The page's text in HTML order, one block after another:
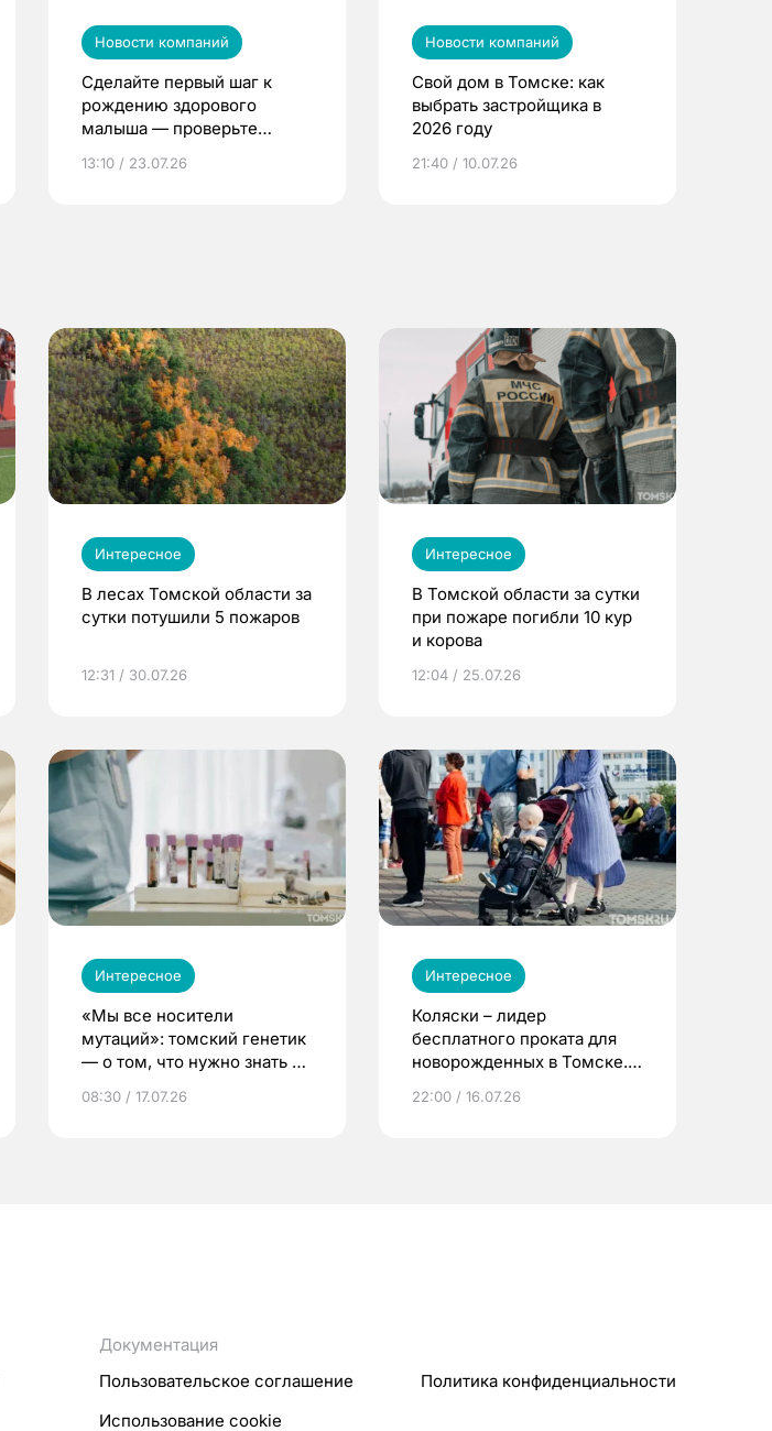
Новости компаний
Сделайте первый шаг к
рождению здорового
малыша — проверьте
по ОМС!
13:10 / 23.07.26
Новости компаний
Свой дом в Томске: как
выбрать застройщика в
2026 году
21:40 / 10.07.26
Интересное
В лесах Томской области за
сутки потушили 5 пожаров
12:31 / 30.07.26
Интересное
В Томской области за сутки
при пожаре погибли 10 кур
и корова
12:04 / 25.07.26
Интересное
«Мы все носители
мутаций»: томский генетик
— о том, что нужно знать до
08:30 / 17.07.26
Интересное
Коляски – лидер
бесплатного проката для
новорожденных в Томске.
22:00 / 16.07.26
Документация
Пользовательское соглашение
Политика конфиденциальности
Использование cookie